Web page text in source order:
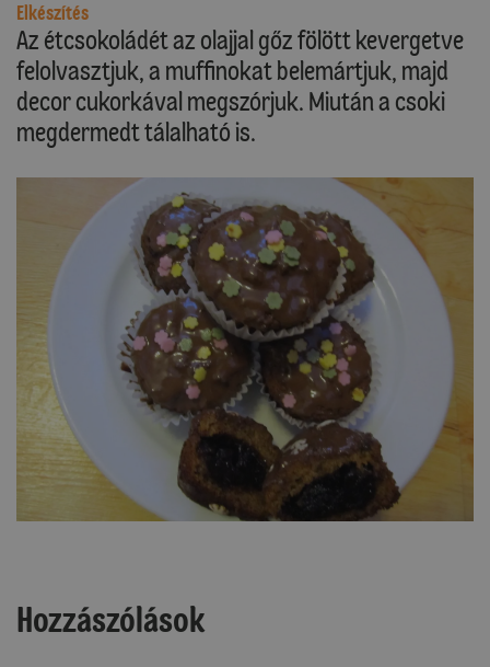
Elkészítés
Az étcsokoládét az olajjal gőz fölött kevergetve
felolvasztjuk, a muffinokat belemártjuk, majd
decor cukorkával megszórjuk. Miután a csoki
megdermedt tálalható is.
Hozzászólások